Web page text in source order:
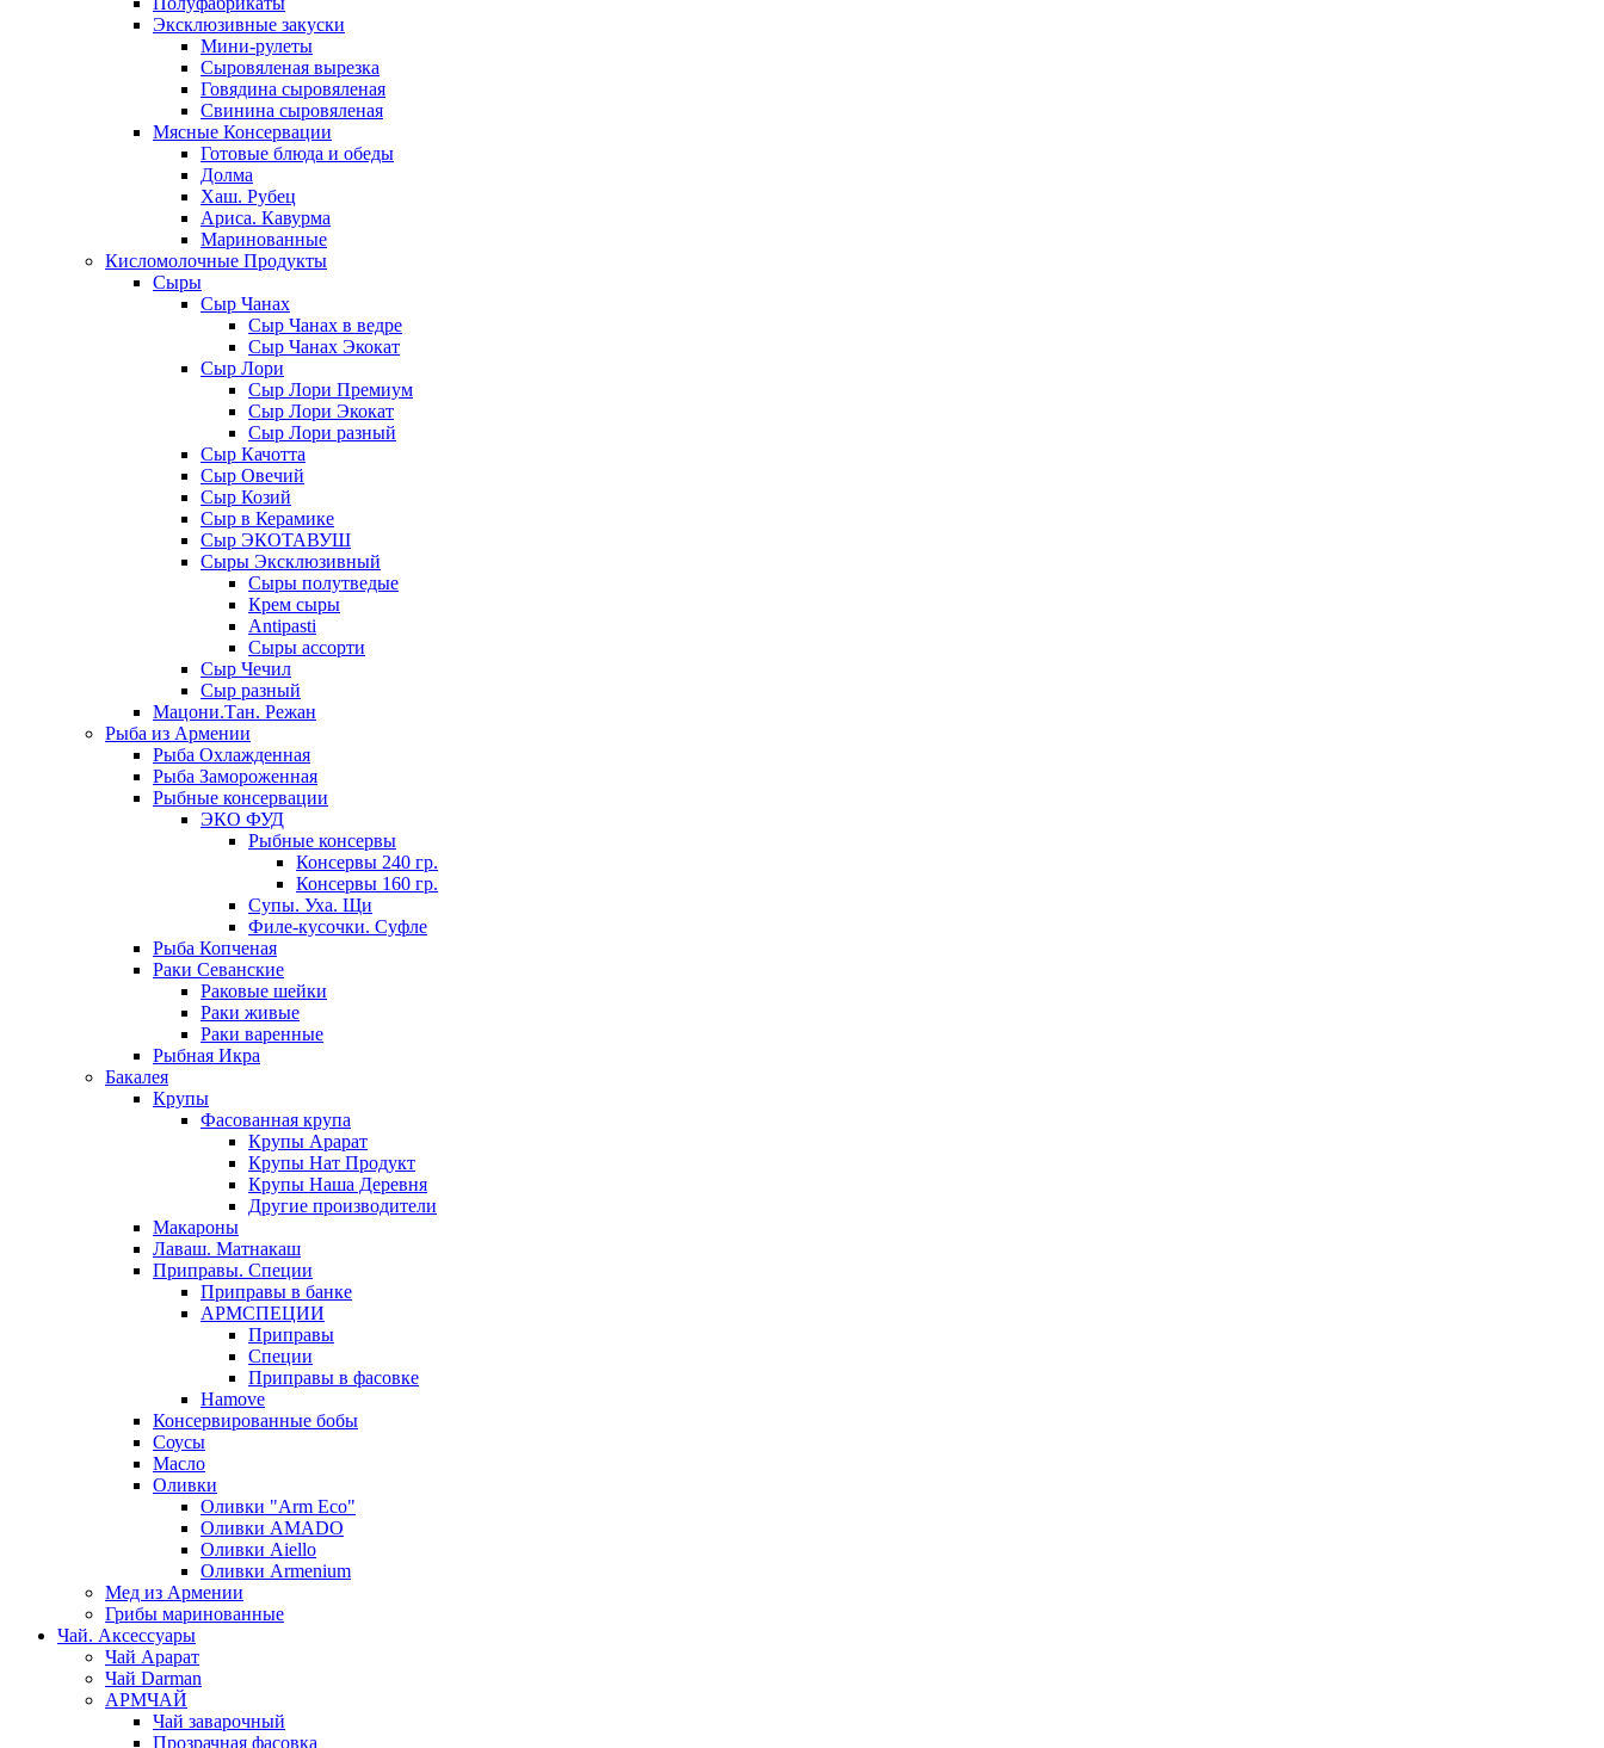
Эксклюзивные закуски
Мини-рулеты
Сыровяленая вырезка
Говядина сыровяленая
Свинина сыровяленая
Мясные Консервации
Готовые блюда и обеды
Долма
Хаш. Рубец
Ариса. Кавурма
Маринованные
Кисломолочные Продукты
Сыры
Сыр Чанах
Сыр Чанах в ведре
Сыр Чанах Экокат
Сыр Лори
Сыр Лори Премиум
Сыр Лори Экокат
Сыр Лори разный
Сыр Качотта
Сыр Овечий
Сыр Козий
Сыр в Керамике
Сыр ЭКОТАВУШ
Сыры Эксклюзивный
Сыры полутведые
Крем сыры
Antipasti
Сыры ассорти
Сыр Чечил
Сыр разный
Мацони.Тан. Режан
Рыба из Армении
Рыба Охлажденная
Рыба Замороженная
Рыбные консервации
ЭКО ФУД
Рыбные консервы
Консервы 240 гр.
Консервы 160 гр.
Супы. Уха. Щи
Филе-кусочки. Суфле
Рыба Копченая
Раки Севанские
Раковые шейки
Раки живые
Раки варенные
Рыбная Икра
Бакалея
Крупы
Фасованная крупа
Крупы Арарат
Крупы Нат Продукт
Крупы Наша Деревня
Другие производители
Макароны
Лаваш. Матнакаш
Приправы. Специи
Приправы в банке
АРМСПЕЦИИ
Приправы
Специи
Приправы в фасовке
Hamove
Консервированные бобы
Соусы
Масло
Оливки
Оливки "Arm Eco"
Оливки AMADO
Оливки Aiello
Оливки Armenium
Мед из Армении
Грибы маринованные
Чай. Аксессуары
Чай Арарат
Чай Darman
АРМЧАЙ
Чай заварочный
Прозрачная фасовка